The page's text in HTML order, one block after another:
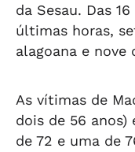
da Sesau. Das
últimas horas,
alagoana e
As vítimas de
dois de 56 anos)
de 72 e uma de